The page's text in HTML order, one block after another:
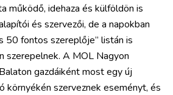
működő, idehaza és külföldön is
és szervezői, de a napokban
50 fontos szereplője” listán is
szerepelnek. A MOL Nagyon
gazdáiként most egy új
környékén szerveznek eseményt, és